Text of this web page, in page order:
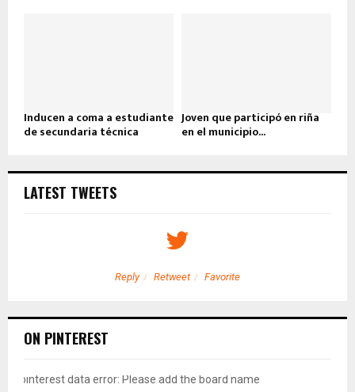
Inducen a coma a estudiante
de secundaria técnica
Joven que participó en riña
en el municipio...
LATEST TWEETS
Reply Retweet Favorite
ON PINTEREST
pinterest data error: Please add the board name